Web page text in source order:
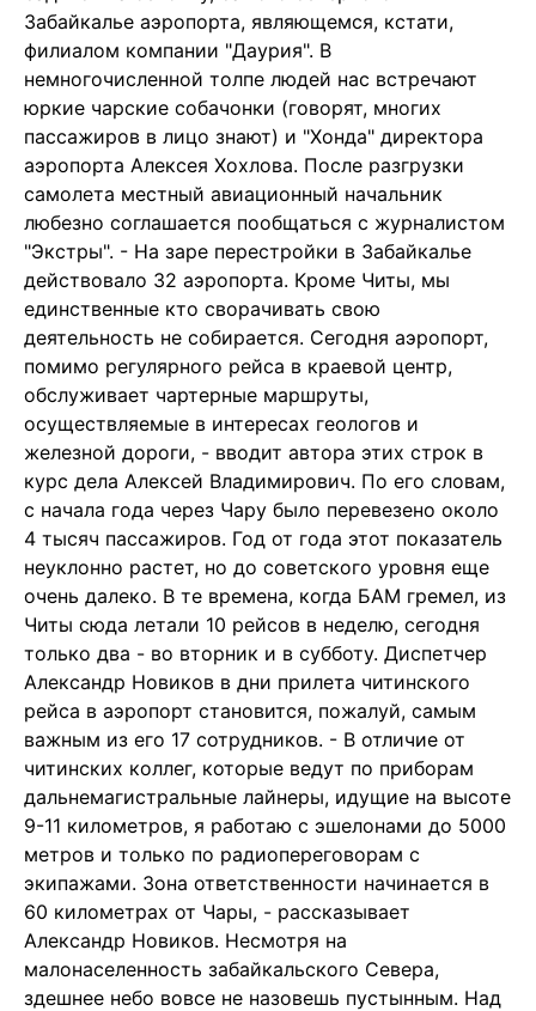
Забайкалье аэропорта, являющемся, кстати,
филиалом компании "Даурия". В
немногочисленной толпе людей нас встречают
юркие чарские собачонки (говорят, многих
пассажиров в лицо знают) и "Хонда" директора
аэропорта Алексея Хохлова. После разгрузки
самолета местный авиационный начальник
любезно соглашается пообщаться с журналистом
"Экстры". - На заре перестройки в Забайкалье
действовало 32 аэропорта. Кроме Читы, мы
единственные кто сворачивать свою
деятельность не собирается. Сегодня аэропорт,
помимо регулярного рейса в краевой центр,
обслуживает чартерные маршруты,
осуществляемые в интересах геологов и
железной дороги, - вводит автора этих строк в
курс дела Алексей Владимирович. По его словам,
с начала года через Чару было перевезено около
4 тысяч пассажиров. Год от года этот показатель
неуклонно растет, но до советского уровня еще
очень далеко. В те времена, когда БАМ гремел, из
Читы сюда летали 10 рейсов в неделю, сегодня
только два - во вторник и в субботу. Диспетчер
Александр Новиков в дни прилета читинского
рейса в аэропорт становится, пожалуй, самым
важным из его 17 сотрудников. - В отличие от
читинских коллег, которые ведут по приборам
дальнемагистральные лайнеры, идущие на высоте
9-11 километров, я работаю с эшелонами до 5000
метров и только по радиопереговорам с
экипажами. Зона ответственности начинается в
60 километрах от Чары, - рассказывает
Александр Новиков. Несмотря на
малонаселенность забайкальского Севера,
здешнее небо вовсе не назовешь пустынным. Над